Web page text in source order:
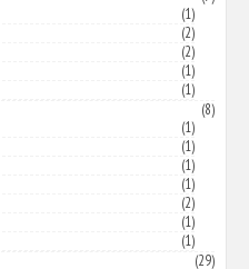
(1)
(2)
(2)
(1)
(1)
(8)
(1)
(1)
(1)
(1)
(2)
(1)
(1)
(29)